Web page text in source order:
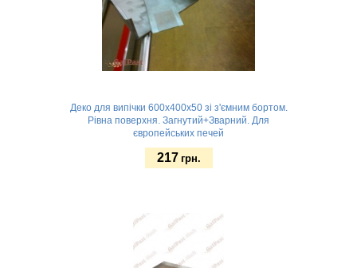
Деко для випічки 600х400х50 зі з'ємним бортом.
Рівна поверхня. Загнутий+Зварний. Для
європейських печей
217 грн.